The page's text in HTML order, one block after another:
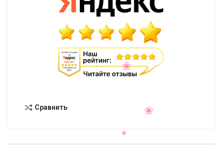
Сравнить